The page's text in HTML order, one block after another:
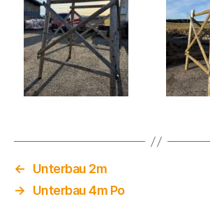
←
Unterbau 2m
→
Unterbau 4m Po